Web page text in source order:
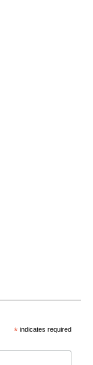
* indicates required